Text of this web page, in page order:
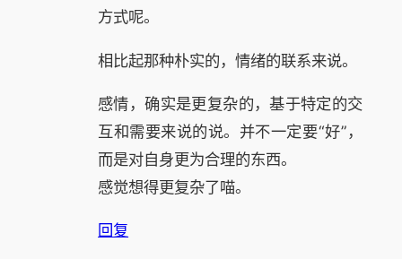
方式呢。
相比起那种朴实的，情绪的联系来说。
感情，确实是更复杂的，基于特定的交
互和需要来说的说。并不一定要“好”，
而是对自身更为合理的东西。
感觉想得更复杂了喵。
回复